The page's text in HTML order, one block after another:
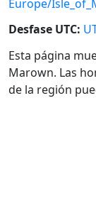
Europe/
Desfase UTC:
Esta página
Marown. Las
de la región